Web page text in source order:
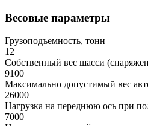
Весовые параметры
Грузоподъемность, тонн
12
Собственный вес шасси
9100
Максимально допустимый вес
26000
Нагрузка на переднюю ось при
7000